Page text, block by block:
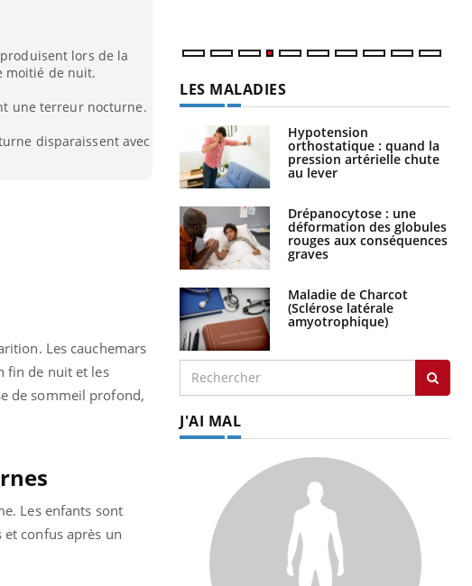
lors de la
moitié de nuit.
une terreur nocturne.
disparaissent avec
Les cauchemars
fin de nuit et les
de sommeil profond,
Les enfants sont
confus après un
LES MALADIES
Hypotension
orthostatique : quand la
pression artérielle chute
au lever
Drépanocytose : une
déformation des globules
rouges aux conséquences
graves
Maladie de Charcot
(Sclérose latérale
amyotrophique)
J'AI MAL